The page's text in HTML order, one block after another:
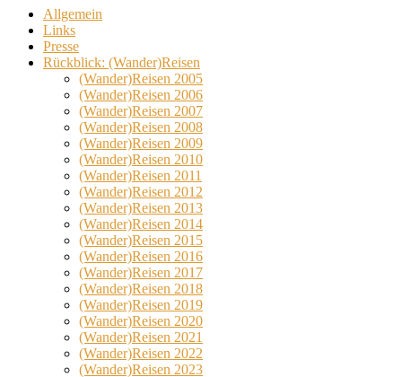
Allgemein
Links
Presse
Rückblick: (Wander)Reisen
(Wander)Reisen 2005
(Wander)Reisen 2006
(Wander)Reisen 2007
(Wander)Reisen 2008
(Wander)Reisen 2009
(Wander)Reisen 2010
(Wander)Reisen 2011
(Wander)Reisen 2012
(Wander)Reisen 2013
(Wander)Reisen 2014
(Wander)Reisen 2015
(Wander)Reisen 2016
(Wander)Reisen 2017
(Wander)Reisen 2018
(Wander)Reisen 2019
(Wander)Reisen 2020
(Wander)Reisen 2021
(Wander)Reisen 2022
(Wander)Reisen 2023